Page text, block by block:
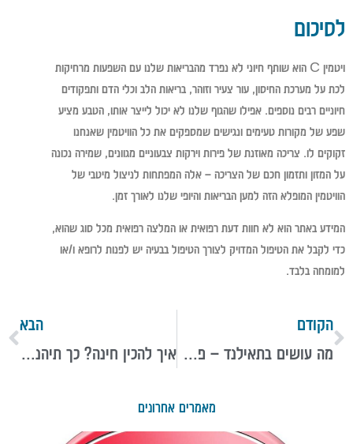
לסיכום
ויטמין C הוא שותף חיוני לא נפרד מהבריאות שלנו עם השפעות מרחיקות
לכת על מערכת החיסון, עור צעיר וזוהר, בריאות הלב וכלי הדם ותפקודים
חיוניים רבים נוספים. אפילו שהגוף שלנו לא יכול לייצר אותו, הטבע מציע
שפע של מקורות טעימים ונגישים שמספקים את כל הוויטמין שאנחנו
זקוקים לו. צריכה מאוזנת של פירות וירקות צבעוניים מגוונים, שמירה נכונה
על המזון ותזמון חכם של הצריכה – אלה המפתחות לניצול מיטבי של
הוויטמין המופלא הזה למען הבריאות והיופי שלנו לאורך זמן.
המידע באתר הוא לא חוות דעת רפואית או המלצה רפואית מכל סוג שהוא,
כדי לקבל את הטיפול המדויק לצורך הטיפול בבעיה יש לפנות לרופא ו/או
למומחה בלבד.
הקודם
מה עושים בתאילנד – פעילויות ואטרקציות לכל סוג של מטיילים
הבא
איך להכין חינה? כך תיהנו מאירוע מושלם
מאמרים אחרונים